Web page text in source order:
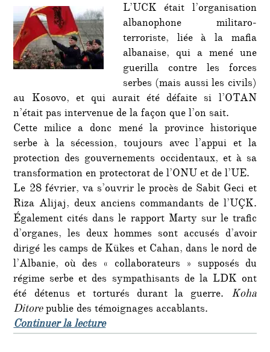
au
L’UCK était l’organisation
albanophone militaro-
terroriste, liée à la mafia
albanaise, qui a mené une
guerilla contre les forces
serbes (mais aussi les civils)
au Kosovo, et qui aurait été défaite si l’OTAN
n’était pas intervenue de la façon que l’on sait.
Cette milice a donc mené la province historique
serbe à la sécession, toujours avec l’appui et la
protection des gouvernements occidentaux, et à sa
transformation en protectorat de l’ONU et de l’UE.
Le 28 février, va s’ouvrir le procès de Sabit Geci et
Riza Alijaj, deux anciens commandants de l’UÇK.
Également cités dans le rapport Marty sur le trafic
d’organes, les deux hommes sont accusés d’avoir
dirigé les camps de Kükes et Cahan, dans le nord de
l’Albanie, où des « collaborateurs » supposés du
régime serbe et des sympathisants de la LDK ont
été détenus et torturés durant la guerre. Koha
Ditorepublie des témoignages accablants.
Continuer la lecturede « L’horreur des camps de